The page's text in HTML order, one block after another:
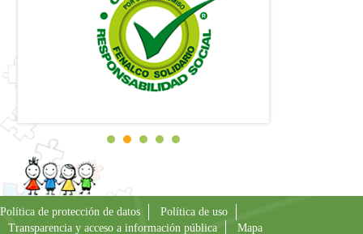
Política de protección de datos
Política de uso
Transparencia y acceso a información pública
Mapa